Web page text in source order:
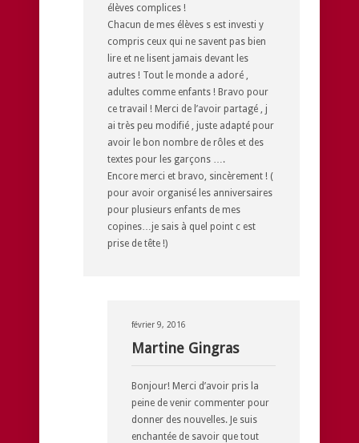
élèves complices !
Chacun de mes élèves s est investi y
compris ceux qui ne savent pas bien
lire et ne lisent jamais devant les
autres ! Tout le monde a adoré ,
adultes comme enfants ! Bravo pour
ce travail ! Merci de l’avoir partagé , j
ai très peu modifié , juste adapté pour
avoir le bon nombre de rôles et des
textes pour les garçons ….
Encore merci et bravo, sincèrement ! (
pour avoir organisé les anniversaires
pour plusieurs enfants de mes
copines…je sais à quel point c est
prise de tête !)
février 9, 2016
Martine Gingras
Bonjour! Merci d’avoir pris la
peine de venir commenter pour
donner des nouvelles. Je suis
enchantée de savoir que tout